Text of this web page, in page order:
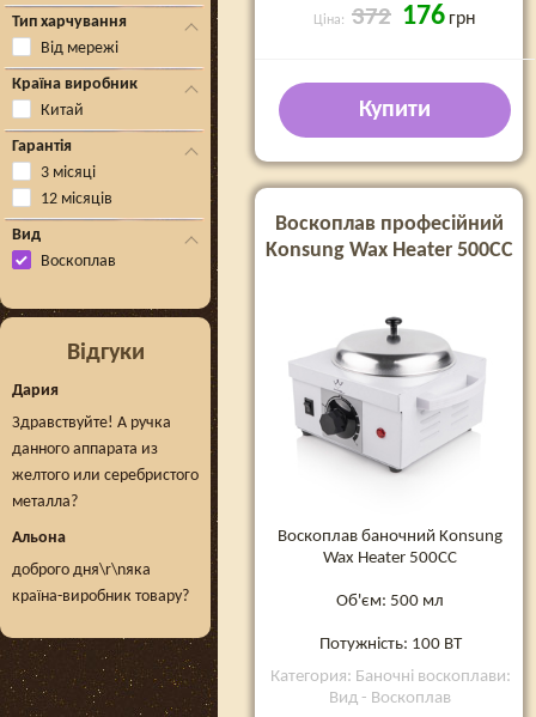
Тип харчування
Від мережі
Країна виробник
Китай
Гарантія
3 місяці
12 місяців
Вид
Воскоплав
Відгуки
Дария
Здравствуйте! А ручка
данного аппарата из
желтого или серебристого
металла?
Альона
доброго дня\r\nяка
країна-виробник товару?
Ціна: 372 176 грн
Купити
Воскоплав професійний
Konsung Wax Heater 500CC
Воскоплав баночний Konsung
Wax Heater 500CC
Об'єм: 500 мл
Потужність: 100 ВТ
Категория: Баночні воскоплави:
Вид - Воскоплав